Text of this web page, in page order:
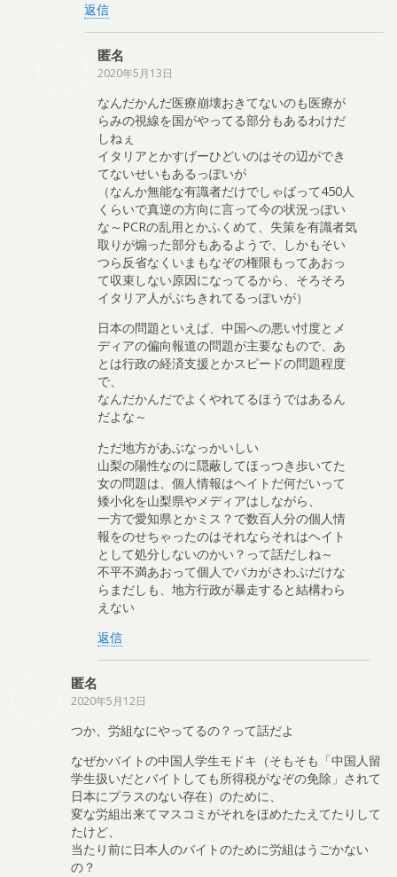
返信
匿名
2020年5月13日
なんだかんだ医療崩壊おきてないのも医療が
らみの視線を国がやってる部分もあるわけだ
しねぇ
イタリアとかすげーひどいのはその辺ができ
てないせいもあるっぽいが
（なんか無能な有識者だけでしゃばって450人
くらいで真逆の方向に言って今の状況っぽい
な～PCRの乱用とかふくめて、失策を有識者気
取りが煽った部分もあるようで、しかもそい
つら反省なくいまもなぞの権限もってあおっ
て収束しない原因になってるから、そろそろ
イタリア人がぶちきれてるっぽいが）
日本の問題といえば、中国への悪い忖度とメ
ディアの偏向報道の問題が主要なもので、あ
とは行政の経済支援とかスピードの問題程度
で、
なんだかんだでよくやれてるほうではあるん
だよな～
ただ地方があぶなっかいしい
山梨の陽性なのに隠蔽してほっつき歩いてた
女の問題は、個人情報はヘイトだ何だいって
矮小化を山梨県やメディアはしながら、
一方で愛知県とかミス？で数百人分の個人情
報をのせちゃったのはそれならそれはヘイト
として処分しないのかい？って話だしね～
不平不満あおって個人でバカがさわぶだけな
らまだしも、地方行政が暴走すると結構わら
えない
返信
匿名
2020年5月12日
つか、労組なにやってるの？って話だよ
なぜかバイトの中国人学生モドキ（そもそも「中国人留
学生扱いだとバイトしても所得税がなぞの免除」されて
日本にプラスのない存在）のために、
変な労組出来てマスコミがそれをほめたたえてたりして
たけど、
当たり前に日本人のバイトのために労組はうごかない
の？